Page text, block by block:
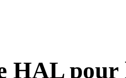
HAL pour